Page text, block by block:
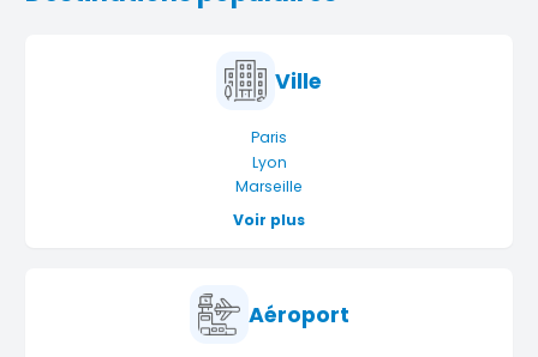
Ville
Paris
Lyon
Marseille
Voir plus
Aéroport